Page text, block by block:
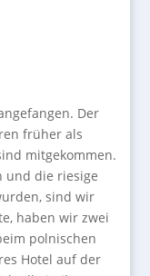
Der
früher als
mitgekommen.
und die riesige
sind wir
haben wir zwei
polnischen
Hotel auf der